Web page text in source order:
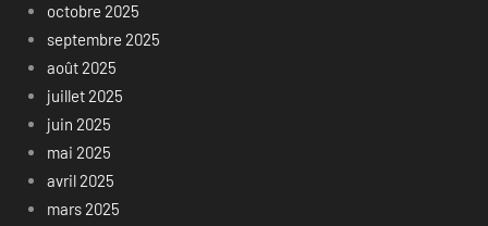
octobre 2025
septembre 2025
août 2025
juillet 2025
juin 2025
mai 2025
avril 2025
mars 2025